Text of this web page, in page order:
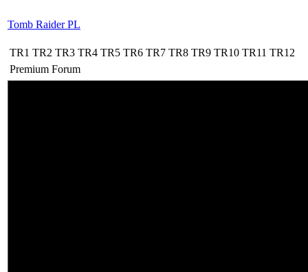
Tomb Raider PL
TR1 TR2 TR3 TR4 TR5 TR6 TR7 TR8 TR9 TR10 TR11 TR12
Premium Forum